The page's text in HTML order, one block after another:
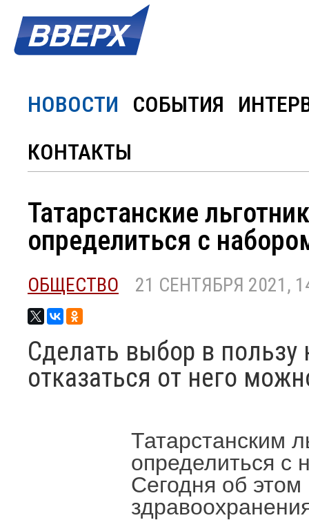
НОВОСТИ СОБЫТИЯ
КОНТАКТЫ
Татарстанские
определиться с
ОБЩЕСТВО 21 СЕНТЯБРЯ 2021,
Сделать выбор в
отказаться от него
Татарстанским
определиться с
Сегодня об этом